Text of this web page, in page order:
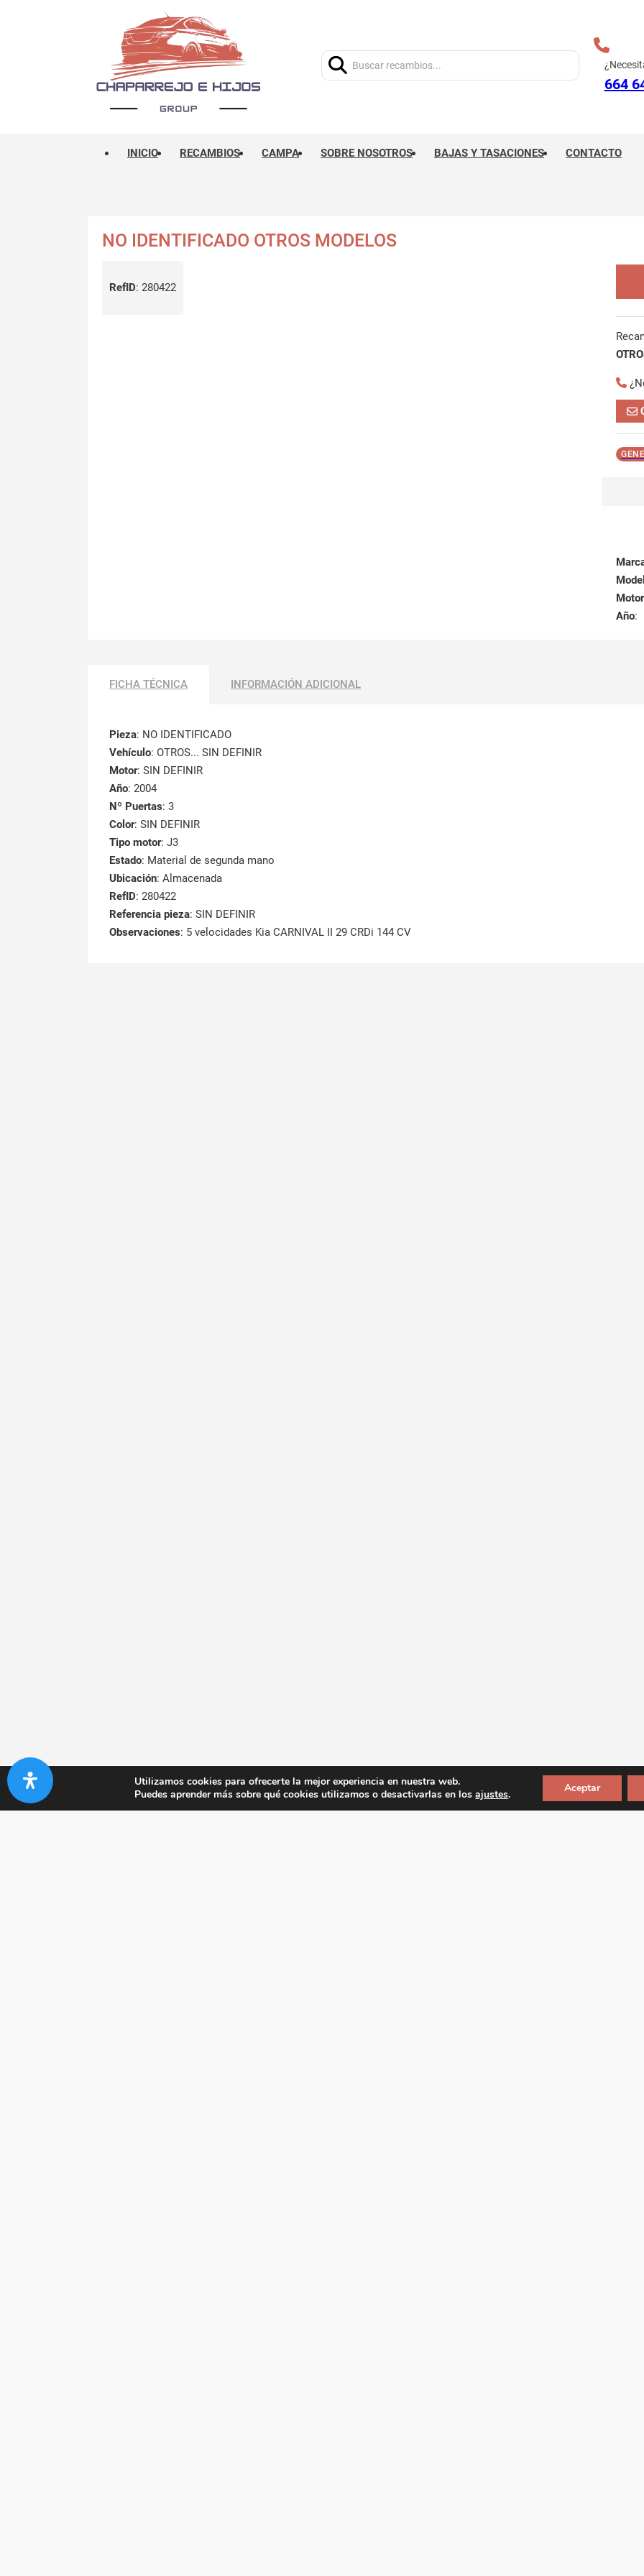
664
INICIO RECAMBIOS CAMPA SOBRE NOSOTROS BAJAS Y TASACIONES CONTACTO
NO IDENTIFICADO OTROS MODELOS
RefID: 280422
Motor
Año:
FICHA TÉCNICA INFORMACIÓN ADICIONAL
Pieza: NO IDENTIFICADO
Vehículo: OTROS... SIN DEFINIR
Motor: SIN DEFINIR
Año: 2004
Nº Puertas: 3
Color: SIN DEFINIR
Tipo motor: J3
Estado: Material de segunda mano
Ubicación: Almacenada
RefID: 280422
Referencia pieza: SIN DEFINIR
Observaciones: 5 velocidades Kia CARNIVAL II 29 CRDi 144 CV
Utilizamos cookies para ofrecerte la mejor experiencia en nuestra web.
Puedes aprender más sobre qué cookies utilizamos o desactivarlas en losajustes. Aceptar